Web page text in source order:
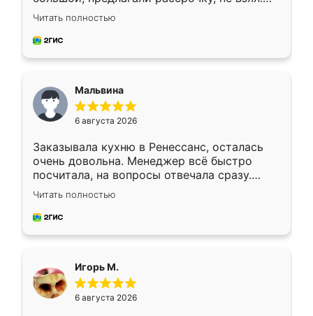
Ждал меньше месяца, сборщик с прямыми
руками. По цене вышло адекватно.
Рекомендую!
Читать полностью
Мальвина
6 августа 2026
Заказывала кухню в Ренессанс, осталась
очень довольна. Менеджер всё быстро
посчитала, на вопросы отвечала сразу.
Замерщик приехал в субботу, подошёл к
делу со всей ответственностью. Собрали
за день, ребята работали аккуратно, даже
Читать полностью
Игорь М.
6 августа 2026